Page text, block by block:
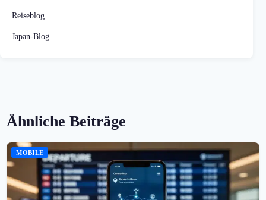
Reiseblog
Japan-Blog
Ähnliche Beiträge
MOBILE